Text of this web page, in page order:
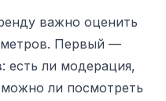
важно оценить
Первый —
: есть ли модерация,
ли посмотреть